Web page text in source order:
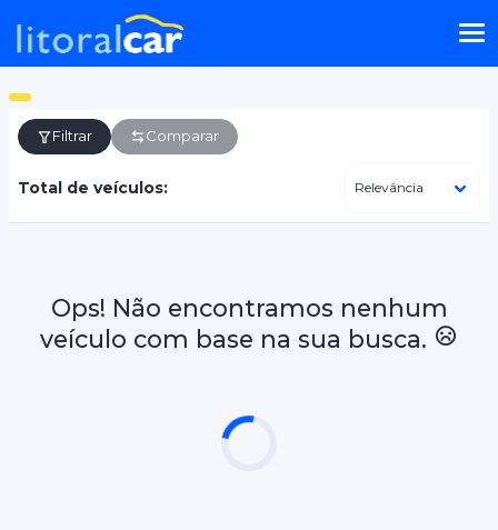
Filtrar Comparar
Total de veículos:
Ops! Não encontramos nenhum
veículo com base na sua busca.